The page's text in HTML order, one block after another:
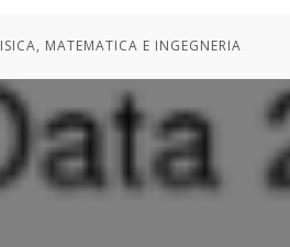
MATEMATICA E INGEGNERIA